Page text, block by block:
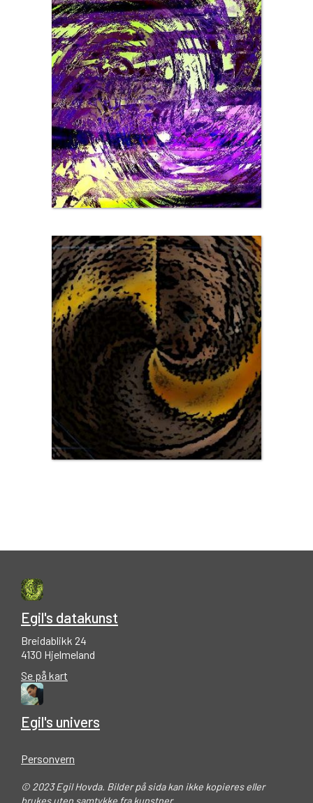
Egil's datakunst
Breidablikk 24
4130 Hjelmeland
Se på kart
Egil's univers
Personvern
© 2023 Egil Hovda. Bilder på sida kan ikke kopieres eller
brukes uten samtykke fra kunstner.